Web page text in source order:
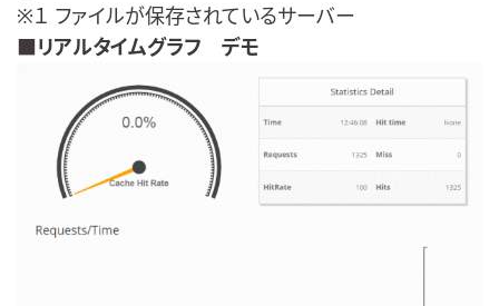
※１ ファイルが保存されているサーバー
■リアルタイムグラフ デモ